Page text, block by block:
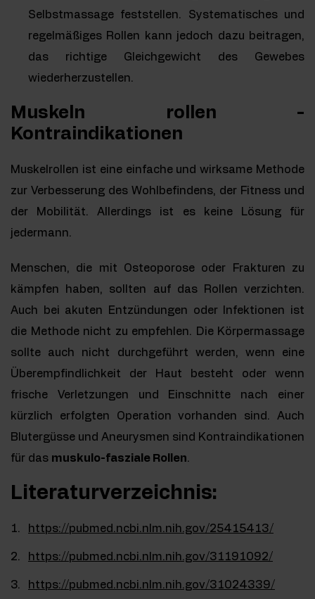
Selbstmassage feststellen. Systematisches und
regelmäßiges Rollen kann jedoch dazu beitragen,
das richtige Gleichgewicht des Gewebes
wiederherzustellen.
Muskeln rollen -
Kontraindikationen
Muskelrollen ist eine einfache und wirksame Methode
zur Verbesserung des Wohlbefindens, der Fitness und
der Mobilität. Allerdings ist es keine Lösung für
jedermann.
Menschen, die mit Osteoporose oder Frakturen zu
kämpfen haben, sollten auf das Rollen verzichten.
Auch bei akuten Entzündungen oder Infektionen ist
die Methode nicht zu empfehlen. Die Körpermassage
sollte auch nicht durchgeführt werden, wenn eine
Überempfindlichkeit der Haut besteht oder wenn
frische Verletzungen und Einschnitte nach einer
kürzlich erfolgten Operation vorhanden sind. Auch
Blutergüsse und Aneurysmen sind Kontraindikationen
für das muskulo-fasziale Rollen.
Literaturverzeichnis:
https://pubmed.ncbi.nlm.nih.gov/25415413/
https://pubmed.ncbi.nlm.nih.gov/31191092/
https://pubmed.ncbi.nlm.nih.gov/31024339/